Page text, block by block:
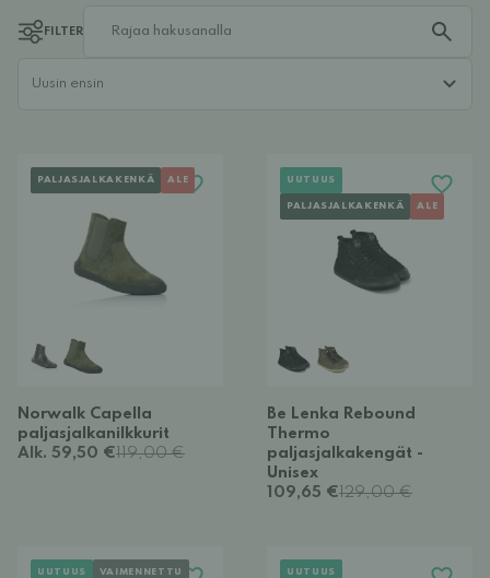
FILTER
PALJASJALKAKENKÄ ALE
Norwalk Capella
paljasjalkanilkkurit
Alk. 59,50 €119,00 €
UUTUUS
PALJASJALKAKENKÄ ALE
Be Lenka Rebound
Thermo
paljasjalkakengät -
Unisex
109,65 €129,00 €
UUTUUS VAIMENNETTU UUTUUS